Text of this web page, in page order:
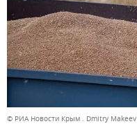
© РИА Новости Крым . Dmitry Makeev